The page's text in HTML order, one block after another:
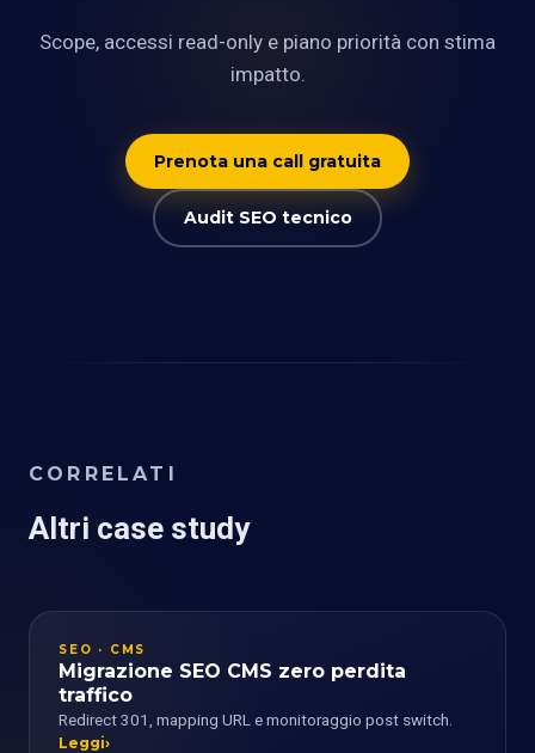
Scope, accessi read-only e piano priorità con stima
impatto.
Prenota una call gratuita
Audit SEO tecnico
CORRELATI
Altri case study
SEO · CMS
Migrazione SEO CMS zero perdita
traffico
Redirect 301, mapping URL e monitoraggio post switch.
Leggi